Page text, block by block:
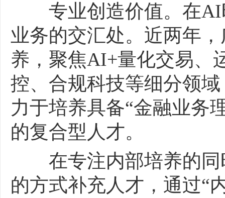
专业创造价值。在AI
业务的交汇处。近两年
养，聚焦AI+量化交易、
控、合规科技等细分领
力于培养具备“金融业务
的复合型人才。
在专注内部培养的同
的方式补充人才，通过“